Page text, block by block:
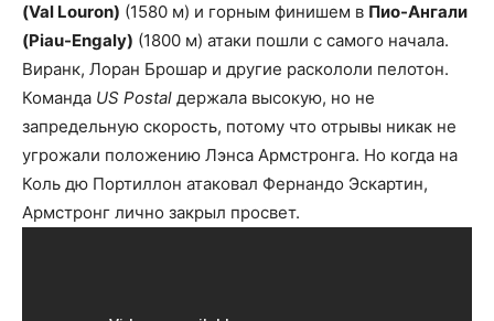
(Val Louron) (1580 м) и горным финишем в Пио-Ангали
(Piau-Engaly) (1800 м) атаки пошли с самого начала.
Виранк, Лоран Брошар и другие раскололи пелотон.
Команда US Postal держала высокую, но не
запредельную скорость, потому что отрывы никак не
угрожали положению Лэнса Армстронга. Но когда на
Коль дю Портиллон атаковал Фернандо Эскартин,
Армстронг лично закрыл просвет.